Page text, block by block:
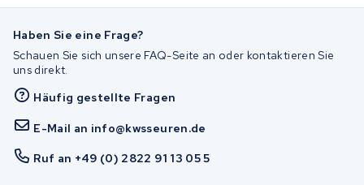
Haben Sie eine Frage?
Schauen Sie sich unsere FAQ-Seite an oder kontaktieren Sie
uns direkt.
Häufig gestellte Fragen
E-Mail an info@kwsseuren.de
Ruf an +49 (0) 2822 91 13 05 5